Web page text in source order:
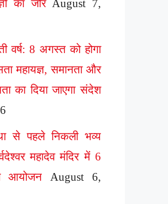
का जोर August 7,
वर्ष: 8 अगस्त को होगा
महायज्ञ, समानता और
का दिया जाएगा संदेश
से पहले निकली भव्य
महादेव मंदिर में 6
आयोजन
August 6,